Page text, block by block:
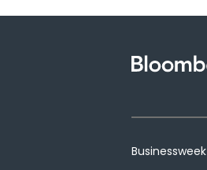
Businessweek